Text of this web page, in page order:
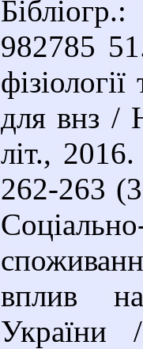
982785
для внз /
літ.,
262-263
вплив